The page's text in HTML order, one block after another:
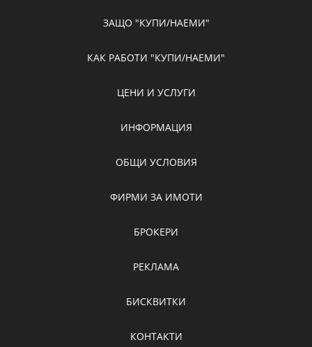
ЗАЩО "КУПИ/НАЕМИ"
КАК РАБОТИ "КУПИ/НАЕМИ"
ЦЕНИ И УСЛУГИ
ИНФОРМАЦИЯ
ОБЩИ УСЛОВИЯ
ФИРМИ ЗА ИМОТИ
БРОКЕРИ
РЕКЛАМА
БИСКВИТКИ
КОНТАКТИ